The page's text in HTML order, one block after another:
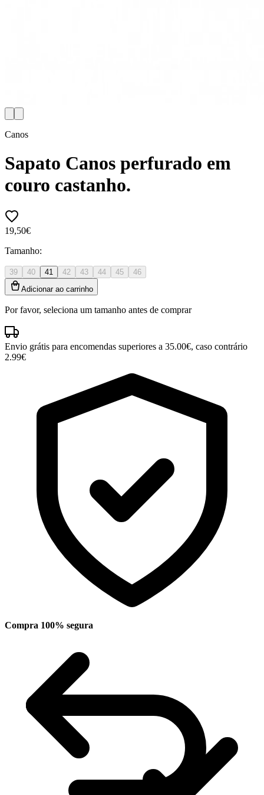
Canos
Sapato Canos perfurado em
couro castanho.
19,50€
Tamanho:
39 40 41 42 43 44 45
46
Adicionar ao carrinho
Por favor, seleciona um tamanho antes de comprar
Envio grátis para encomendas superiores a 35.00€, caso contrário
2.99€
Compra 100% segura